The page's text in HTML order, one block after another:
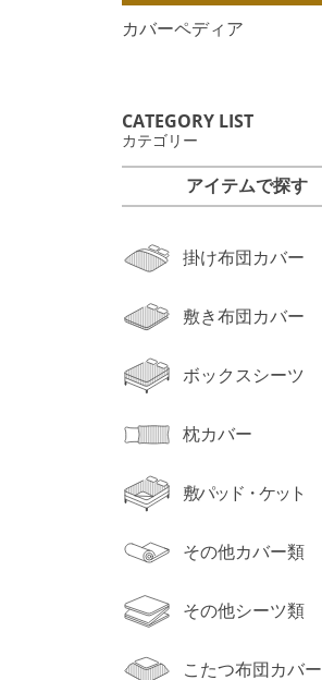
カバーペディア
CATEGORY LIST
カテゴリー
アイテムで探す
掛け布団カバー
敷き布団カバー
ボックスシーツ
枕カバー
敷パッド・ケット
その他カバー類
その他シーツ類
こたつ布団カバー